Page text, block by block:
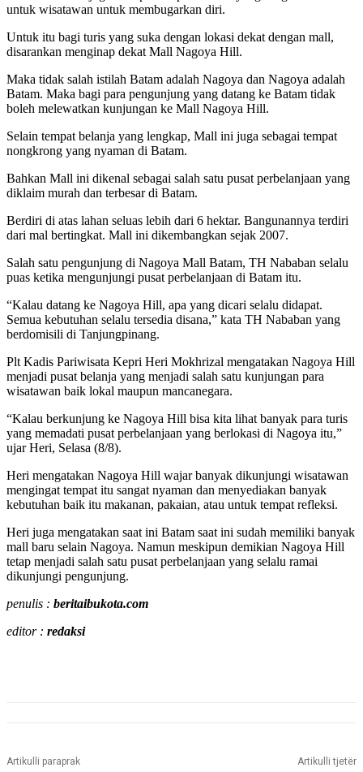
untuk wisatawan untuk membugarkan diri.
Untuk itu bagi turis yang suka dengan lokasi dekat dengan mall,
disarankan menginap dekat Mall Nagoya Hill.
Maka tidak salah istilah Batam adalah Nagoya dan Nagoya adalah
Batam. Maka bagi para pengunjung yang datang ke Batam tidak
boleh melewatkan kunjungan ke Mall Nagoya Hill.
Selain tempat belanja yang lengkap, Mall ini juga sebagai tempat
nongkrong yang nyaman di Batam.
Bahkan Mall ini dikenal sebagai salah satu pusat perbelanjaan yang
diklaim murah dan terbesar di Batam.
Berdiri di atas lahan seluas lebih dari 6 hektar. Bangunannya terdiri
dari mal bertingkat. Mall ini dikembangkan sejak 2007.
Salah satu pengunjung di Nagoya Mall Batam, TH Nababan selalu
puas ketika mengunjungi pusat perbelanjaan di Batam itu.
“Kalau datang ke Nagoya Hill, apa yang dicari selalu didapat.
Semua kebutuhan selalu tersedia disana,” kata TH Nababan yang
berdomisili di Tanjungpinang.
Plt Kadis Pariwisata Kepri Heri Mokhrizal mengatakan Nagoya Hill
menjadi pusat belanja yang menjadi salah satu kunjungan para
wisatawan baik lokal maupun mancanegara.
“Kalau berkunjung ke Nagoya Hill bisa kita lihat banyak para turis
yang memadati pusat perbelanjaan yang berlokasi di Nagoya itu,”
ujar Heri, Selasa (8/8).
Heri mengatakan Nagoya Hill wajar banyak dikunjungi wisatawan
mengingat tempat itu sangat nyaman dan menyediakan banyak
kebutuhan baik itu makanan, pakaian, atau untuk tempat refleksi.
Heri juga mengatakan saat ini Batam saat ini sudah memiliki banyak
mall baru selain Nagoya. Namun meskipun demikian Nagoya Hill
tetap menjadi salah satu pusat perbelanjaan yang selalu ramai
dikunjungi pengunjung.
penulis : beritaibukota.com
editor : redaksi
Artikulli paraprak Artikulli tjetër